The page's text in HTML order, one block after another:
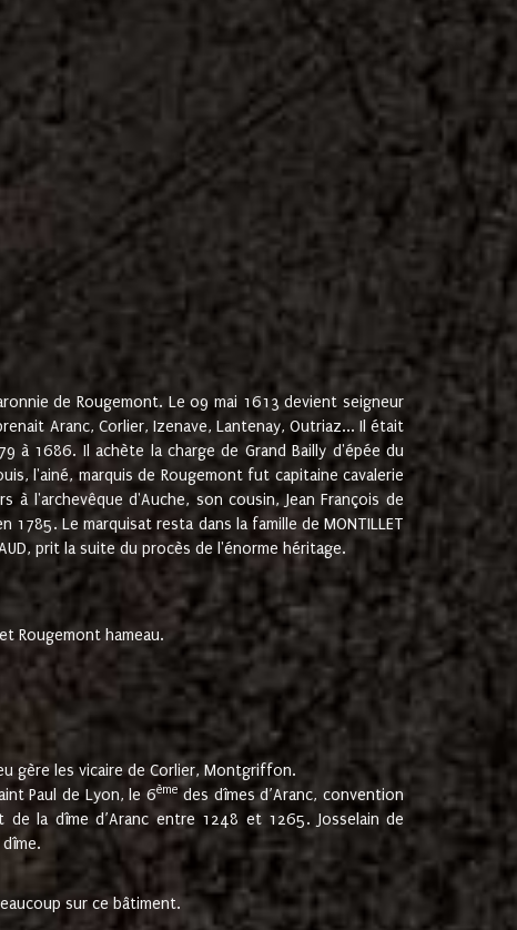
de Rougemont. Le 09 mai 1613 devient seigneur
Aranc, Corlier, Izenave, Lantenay, Outriaz... Il était
à 1686. Il achète la charge de Grand Bailly d'épée du
l'ainé, marquis de Rougemont fut capitaine cavalerie
l'archevêque d'Auche, son cousin, Jean François de
Le marquisat resta dans la famille de MONTILLET
prit la suite du procès de l'énorme héritage.
Rougemont hameau.
gère les vicaire de Corlier, Montgriffon.
Paul de Lyon, le 6ème des dîmes d’Aranc, convention
la dîme d’Aranc entre 1248 et 1265. Josselain de
sur ce bâtiment.